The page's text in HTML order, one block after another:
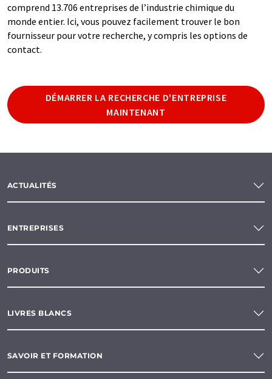
comprend 13.706 entreprises de l’industrie chimique du
monde entier. Ici, vous pouvez facilement trouver le bon
fournisseur pour votre recherche, y compris les options de
contact.
DÉMARRER LA RECHERCHE D'ENTREPRISE
MAINTENANT
ACTUALITÉS
ENTREPRISES
PRODUITS
LIVRES BLANCS
SAVOIR ET FORMATION